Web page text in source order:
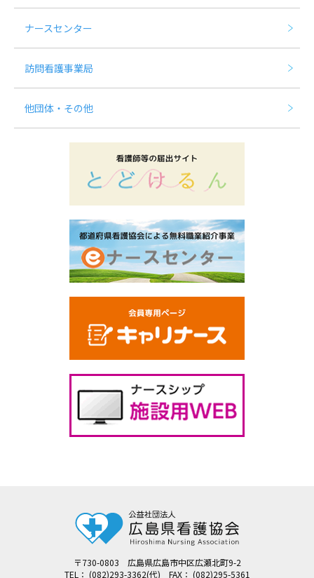
ナースセンター
訪問看護事業局
他団体・その他
〒730-0803 広島県広島市中区広瀬北町9-2
TEL： (082)293-3362(代) FAX： (082)295-5361